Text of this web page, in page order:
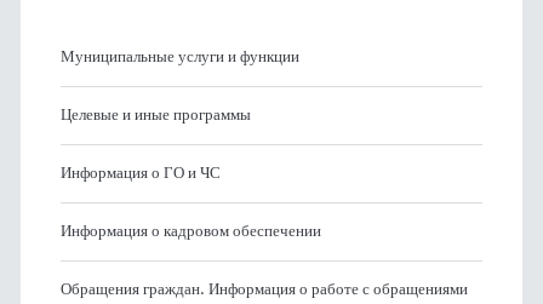
Муниципальные услуги и функции
Целевые и иные программы
Информация о ГО и ЧС
Информация о кадровом обеспечении
Обращения граждан. Информация о работе с обращениями